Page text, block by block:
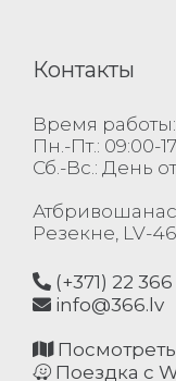
Контакты
Время работы:
Пн.-Пт.: 09:00-
Сб.-Вс.: День
Атбривошанас
Резекне, LV-
(+371) 22
info@366.lv
Посмотреть
Поездка с